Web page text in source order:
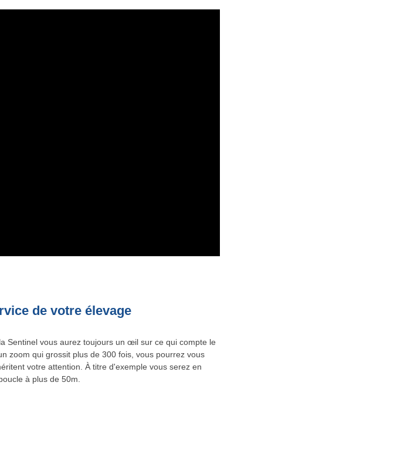
de votre élevage
Sentinel vous aurez toujours un œil sur ce qui compte le
zoom qui grossit plus de 300 fois, vous pourrez vous
votre attention. À titre d'exemple vous serez en
à plus de 50m.